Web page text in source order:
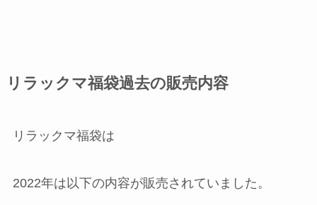
リラックマ福袋過去の販売内容
リラックマ福袋は
2022年は以下の内容が販売されていました。